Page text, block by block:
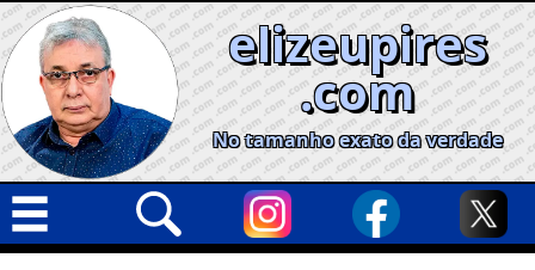
Skip
to
content
elizeupires
.com
No tamanho exato da verdade